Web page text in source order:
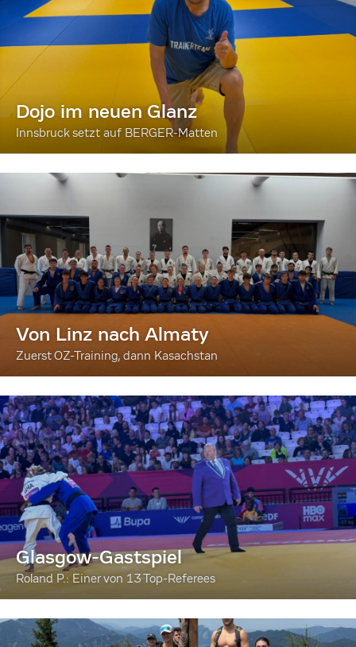
Dojo im neuen Glanz
Innsbruck setzt auf BERGER-Matten
Von Linz nach Almaty
Zuerst OZ-Training, dann Kasachstan
Glasgow-Gastspiel
Roland P.: Einer von 13 Top-Referees